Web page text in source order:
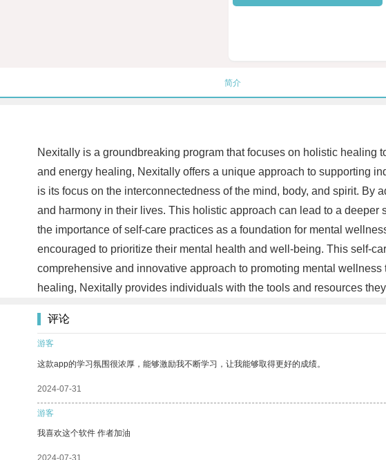
简介
Nexitally is a groundbreaking program that focuses on holistic
and energy healing, Nexitally offers a unique approach to supporting
is its focus on the interconnectedness of the mind, body, and spirit.
and harmony in their lives. This holistic approach can lead to a
the importance of self-care practices as a foundation for mental
encouraged to prioritize their mental health and well-being. This self-
comprehensive and innovative approach to promoting mental
healing, Nexitally provides individuals with the tools and resources
评论
游客
这款app的学习氛围很浓厚，能够激励我不断学习，让我能够取得更好的成绩。
2024-07-31
游客
我喜欢这个软件 作者加油
2024-07-31